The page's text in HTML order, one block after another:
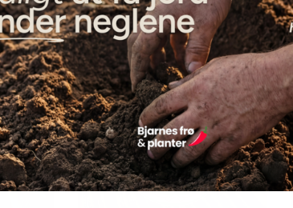
29,95 kr
Læg i kurv
Udsolgt